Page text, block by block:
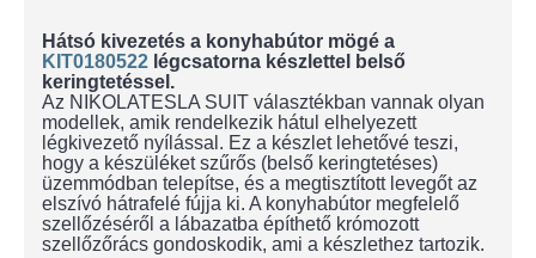
Hátsó kivezetés a konyhabútor mögé a
KIT0180522 légcsatorna készlettel belső
keringtetéssel.
Az NIKOLATESLA SUIT választékban vannak olyan
modellek, amik rendelkezik hátul elhelyezett
légkivezető nyílással. Ez a készlet lehetővé teszi,
hogy a készüléket szűrős (belső keringtetéses)
üzemmódban telepítse, és a megtisztított levegőt az
elszívó hátrafelé fújja ki. A konyhabútor megfelelő
szellőzéséről a lábazatba építhető krómozott
szellőzőrács gondoskodik, ami a készlethez tartozik.